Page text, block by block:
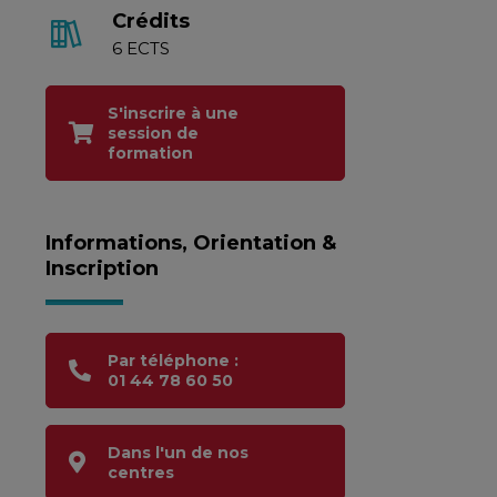
Crédits
6 ECTS
S'inscrire à une
session de
formation
Informations, Orientation &
Inscription
Par téléphone :
01 44 78 60 50
Dans l'un de nos
centres